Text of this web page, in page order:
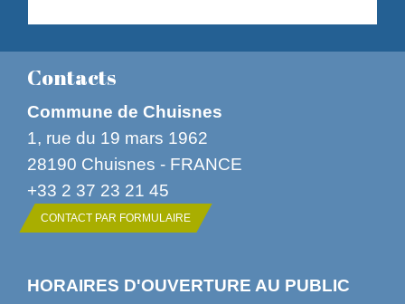
Contacts
Commune de Chuisnes
1, rue du 19 mars 1962
28190 Chuisnes - FRANCE
+33 2 37 23 21 45
CONTACT PAR FORMULAIRE
HORAIRES D'OUVERTURE AU PUBLIC